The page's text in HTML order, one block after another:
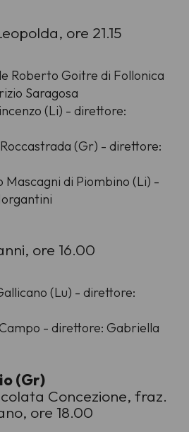
ore 21.15
Roberto Goitre di Follonica
Saragosa
(Li) - direttore:
(Gr) - direttore:
di Piombino (Li) -
ore 16.00
(Lu) - direttore:
- direttore: Gabriella
(Gr)
Concezione, fraz.
ore 18.00